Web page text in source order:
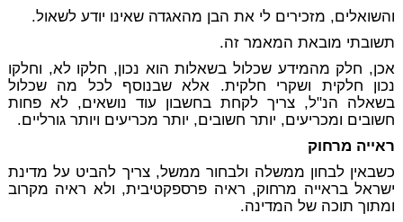
והשואלים, מזכירים לי את הבן מהאגדה שאינו יודע לשאול.
תשובתי מובאת המאמר זה.
אכן, חלק מהמידע שכלול בשאלות הוא נכון, חלקו לא, וחלקו
נכון חלקית ושקרי חלקית. אלא שבנוסף לכל מה שכלול
בשאלה הנ"ל, צריך לקחת בחשבון עוד נושאים, לא פחות
חשובים ומכריעים, יותר חשובים, יותר מכריעים ויותר גורליים.
ראייה מרחוק
כשבאין לבחון ממשלה ולבחור ממשל, צריך להביט על מדינת
ישראל בראייה מרחוק, ראיה פרספקטיבית, ולא ראיה מקרוב
ומתוך תוכה של המדינה.